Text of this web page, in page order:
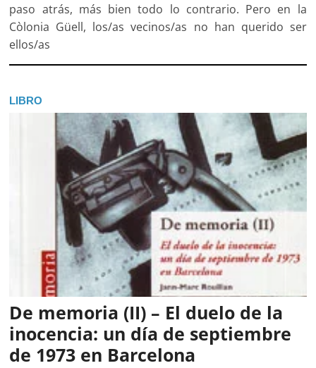
paso atrás, más bien todo lo contrario. Pero en la
Còlonia Güell, los/as vecinos/as no han querido ser
ellos/as
LIBRO
De memoria (II) – El duelo de la
inocencia: un día de septiembre
de 1973 en Barcelona